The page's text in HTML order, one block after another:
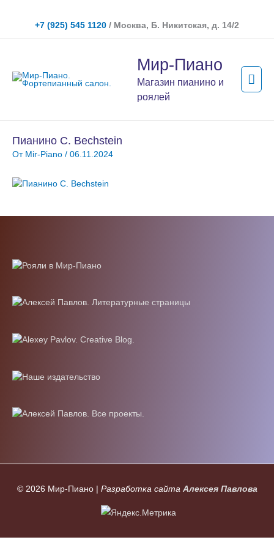
содержимому
+7 (925) 545 1120 / Москва, Б. Никитская, д. 14/2
Мир-Пиано
Магазин пианино и
роялей
Пианино C. Bechstein
От Mir-Piano / 06.11.2024
© 2026 Мир-Пиано| Разработка сайта Алексея Павлова